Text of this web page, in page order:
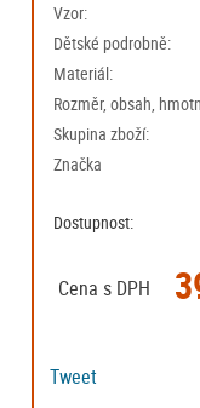
Vzor:
Dětské podrobně:
Materiál:
Rozměr, obsah,
Skupina zboží:
Značka
Dostupnost:
Cena s DPH
Tweet